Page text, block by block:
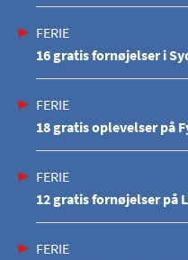
FERIE
16 gratis fornøjelser i
FERIE
18 gratis oplevelser på
FERIE
12 gratis fornøjelser på
FERIE